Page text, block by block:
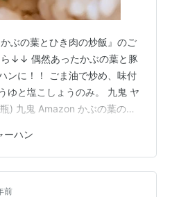
ぶの葉とひき肉の炒飯』のご
↓↓ 偶然あったかぶの葉と豚
ンに！！ ごま油で炒め、味付
ゆと塩こしょうのみ。 九鬼 ヤ
) 九鬼 Amazon かぶの葉のシ
リンク ではまた！
ーハン
前